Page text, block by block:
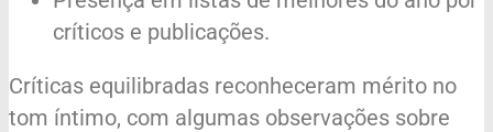
críticos e publicações.
Críticas equilibradas reconheceram mérito no
tom íntimo, com algumas observações sobre